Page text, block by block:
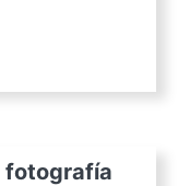
fotografía